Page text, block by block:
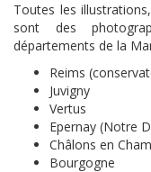
Toutes les
sont des
départements de la
Reims
Juvigny
Vertus
Epernay (Notre
Châlons en
Bourgogne